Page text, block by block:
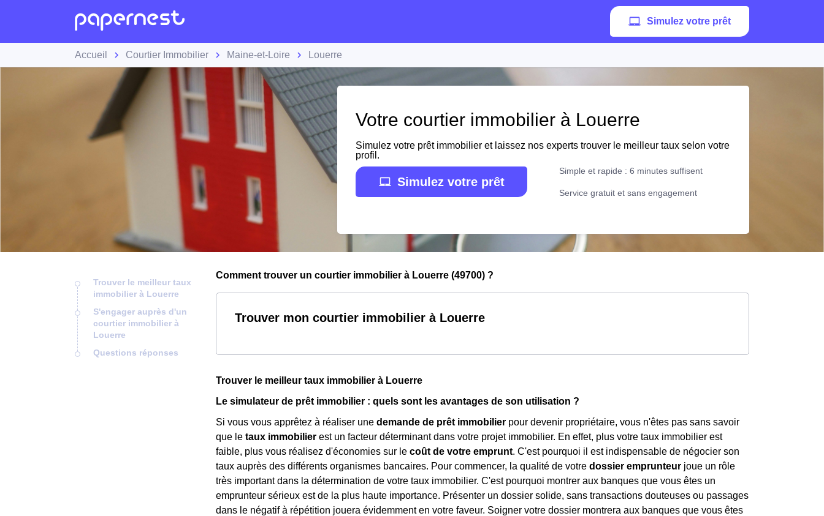
Simulez votre prêt
Accueil Courtier Immobilier Maine-et-Loire Louerre
Votre courtier immobilier à Louerre
Simulez votre prêt immobilier et laissez nos experts trouver le meilleur taux selon votre
profil.
Simulez votre prêt
Simple et rapide : 6 minutes suffisent
Service gratuit et sans engagement
Trouver le meilleur taux
immobilier à Louerre
S'engager auprès d'un
courtier immobilier à
Louerre
Questions réponses
Comment trouver un courtier immobilier à Louerre (49700) ?
Trouver mon courtier immobilier à Louerre
Trouver le meilleur taux immobilier à Louerre
Le simulateur de prêt immobilier : quels sont les avantages de son utilisation ?
Si vous vous apprêtez à réaliser une demande de prêt immobilier pour devenir propriétaire, vous n'êtes pas sans savoir
que le taux immobilier est un facteur déterminant dans votre projet immobilier. En effet, plus votre taux immobilier est
faible, plus vous réalisez d'économies sur le coût de votre emprunt. C'est pourquoi il est indispensable de négocier son
taux auprès des différents organismes bancaires. Pour commencer, la qualité de votre dossier emprunteur joue un rôle
très important dans la détermination de votre taux immobilier. C'est pourquoi montrer aux banques que vous êtes un
emprunteur sérieux est de la plus haute importance. Présenter un dossier solide, sans transactions douteuses ou passages
dans le négatif à répétition jouera évidemment en votre faveur. Soigner votre dossier montrera aux banques que vous êtes